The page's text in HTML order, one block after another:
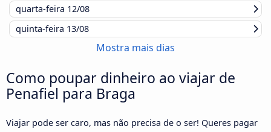
quarta-feira 12/08
quinta-feira 13/08
Mostra mais dias
Como poupar dinheiro ao viajar de
Penafiel para Braga
Viajar pode ser caro, mas não precisa de o ser! Queres pagar